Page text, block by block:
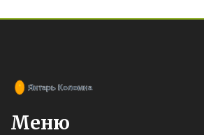
Меню